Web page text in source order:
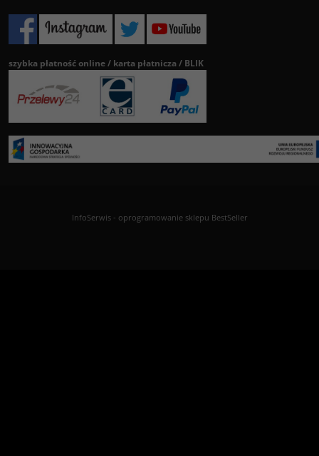
szybka płatność online / karta płatnicza / BLIK
InfoSerwis- oprogramowanie sklepu BestSeller